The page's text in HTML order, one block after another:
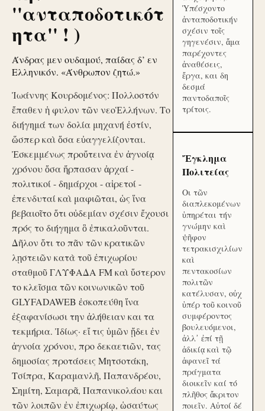
''ανταποδοτικότ
ητα'' ! )
Άνδρας μεν ουδαμού, παίδας δ’ εν
Ελληνικόν. «Άνθρωπον ζητώ.»
Ἰωάννης Κουρδομένος: Πολλοστόν
ἔπαθεν ἡ φυλον τῶν νεοἙλλήνων. Το
διήγημά των δολία μηχανή ἐστίν,
ὥσπερ καὶ ὅσα εὐαγγελίζονται.
Ἐσκεμμένως προὔτεινα ἐν ἀγνοίᾳ
χρόνου ὅσα ἥρπασαν ἀρχαί -
πολιτικοί - δημάρχοι - αἱρετοί -
ἐπενδυταί καὶ μαφιῶται, ὡς ἵνα
βεβαιοῖτο ὅτι οὐδεμίαν σχέσιν ἔχουσι
πρός το διήγημα ὃ ἐπικαλοῦνται.
Δῆλον ὅτι το πᾶν τῶν κρατικῶν
λῃστειῶν κατὰ τοῦ ἐπιχωρίου
σταθμοῦ ΓΛΥΦΑΔΑ FM καὶ ὕστερον
το κλεῖσμα τῶν κοινωνικῶν τοῦ
GLYFADAWEB ἐσκοπεύθη ἵνα
ἐξαφανίσωσι την ἀλήθειαν και τα
τεκμήρια. Ἰδίως· εἴ τις ὑμῶν ᾔδει ἐν
ἀγνοία χρόνου, προ δεκαετιῶν, τας
δημοσίας προτάσεις Μητσοτάκη,
Τσίπρα, Καραμανλῆ, Παπανδρέου,
Σημίτη, Σαμαρᾶ, Παπανικολάου και
τῶν λοιπῶν ἐν ἐπιχωρίῳ, ὡσαύτως
Ὑπέσχοντο
ἀνταποδοτικήν
σχέσιν τοῖς
γηγενέσιν, ἅμα
παρέχοντες
ἀναθέσεις,
ἔργα, και δη
δεσμά
παντοδαποῖς
τρίτοις.
Ἔγκλημα
Πολιτείας
Οι τῶν
διαπλεκομένων
ὑπηρέται τήν
γνώμην καὶ
ψῆφον
τετρακισχιλίων
καὶ
πεντακοσίων
πολιτῶν
κατέλυσαν, οὐχ
ὑπέρ τοῦ κοινοῦ
συμφέροντος
βουλευόμενοι,
ἀλλ᾽ ἐπί τῇ
ἀδικίᾳ καὶ τῷ
ἀφανεῖ τά
πράγματα
διοικεῖν καί τό
πλῆθος ἄκριτον
ποιεῖν. Αὐτοί δέ